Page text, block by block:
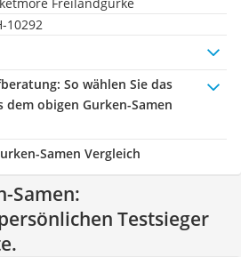
10292
: So wählen Sie das
obigen Gurken-Samen
Samen Vergleich
Samen:
Testsieger